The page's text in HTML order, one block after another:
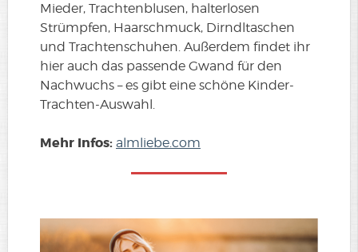
Mieder, Trachtenblusen, halterlosen
Strümpfen, Haarschmuck, Dirndltaschen
und Trachtenschuhen. Außerdem findet ihr
hier auch das passende Gwand für den
Nachwuchs – es gibt eine schöne Kinder-
Trachten-Auswahl.
Mehr Infos: almliebe.com